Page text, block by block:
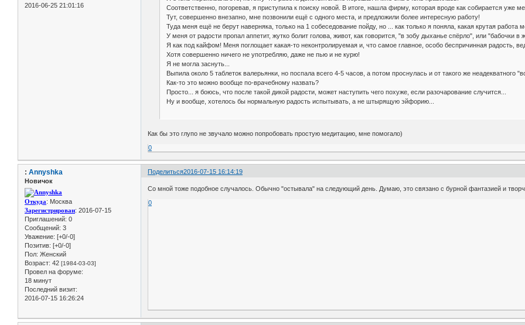
2016-06-25 21:01:16
Соответственно, погоревав, я приступила к поиску новой. В итоге, нашла фирму, которая вроде как собирается уже
Тут, совершенно внезапно, мне позвонили ещё с одного места, и предложили более интересную работу!
Туда меня ещё не берут наверняка, только на 1 собеседование пойду, но ... как только я поняла, какая крутая
У меня от радости пропал аппетит, жутко болит голова, живот, как говорится, "в зобу дыханье спёрло", или "бабочки в
Я как под кайфом! Меня поглощает какая-то неконтролируемая и, что самое главное, особо беспричинная радость,
Хотя совершенно ничего не употребляю, даже не пью и не курю!
Я не могла заснуть...
Выпила около 5 таблеток валерьянки, но поспала всего 4-5 часов, а потом проснулась и от такого же неадекватного
Как-то это можно вообще по-врачебному назвать?
Просто... я боюсь, что после такой дикой радости, может наступить чего похуже, если разочарование случится...
Ну и вообще, хотелось бы нормальную радость испытывать, а не штырящую эйфорию...
Как бы это глупо не звучало можно попробовать простую медитацию, мне помогало)
0
Поделиться2016-07-15 16:14:19
: Annyshka
Новичок
Откуда: Москва
Зарегистрирован: 2016-07-15
Приглашений: 0
Сообщений: 3
Уважение: [+0/-0]
Позитив: [+0/-0]
Пол: Женский
Возраст: 42 [1984-03-03]
Провел на форуме:
18 минут
Последний визит:
2016-07-15 16:26:24
Со мной тоже подобное случалось. Обычно "остывала" на следующий день. Думаю, это связано с бурной фантазией и
0